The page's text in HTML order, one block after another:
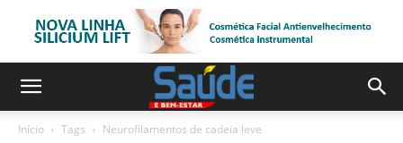
Início Tags Neurofilamentos de cadeia leve